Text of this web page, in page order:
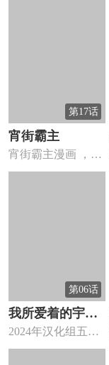
第17话
宵街霸主
宵街霸主漫画 ，这
是一条很棒的街，
第06话
我所爱着的宇宙
之星
2024年汉化组五百
只鸽子献上的春节